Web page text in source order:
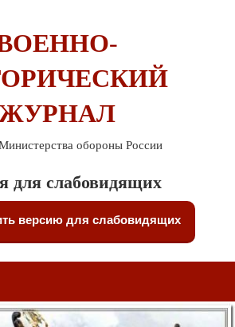
обороны России
для слабовидящих
версию для слабовидящих